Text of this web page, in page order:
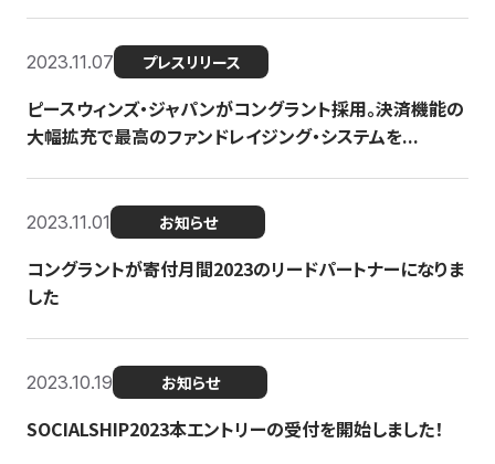
2023.11.07 プレスリリース
ピースウィンズ・ジャパンがコングラント採用。決済機能の
大幅拡充で最高のファンドレイジング・システムを...
2023.11.01 お知らせ
コングラントが寄付月間2023のリードパートナーになりま
した
2023.10.19 お知らせ
SOCIALSHIP2023本エントリーの受付を開始しました！